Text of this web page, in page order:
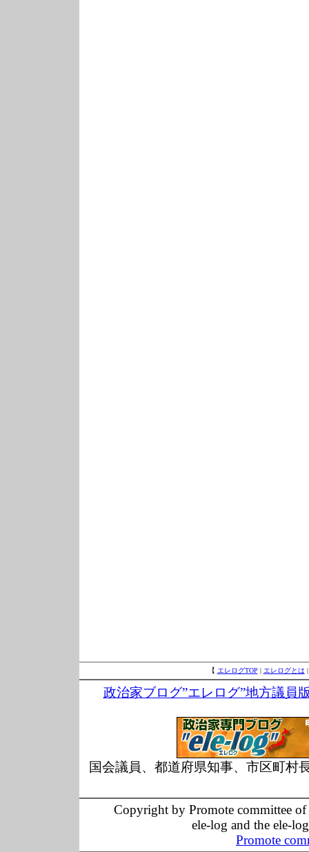
【 エレログTOP | エレログとは
政治家ブログ”エレログ”地方議員
国会議員、都道府県知事、市区町村
Copyright by Promote committee
ele-log and the ele-
Promote